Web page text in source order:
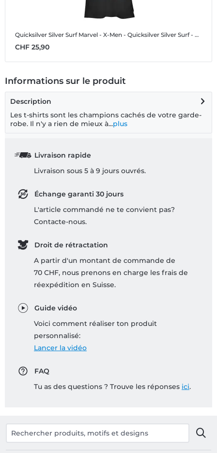
Quicksilver Silver Surf Marvel - X-Men - Quicksilver Silver Surf - Femme T-shirt
CHF 25,90
Informations sur le produit
Description
Les t-shirts sont les champions cachés de votre garde-
robe. Il n'y a rien de mieux à...plus
Livraison rapide
Livraison sous 5 à 9 jours ouvrés.
Échange garanti 30 jours
L'article commandé ne te convient pas?
Contacte-nous.
Droit de rétractation
A partir d'un montant de commande de
70 CHF, nous prenons en charge les frais de
réexpédition en Suisse.
Guide vidéo
Voici comment réaliser ton produit
personnalisé:
Lancer la vidéo
FAQ
Tu as des questions ? Trouve les réponses ici.